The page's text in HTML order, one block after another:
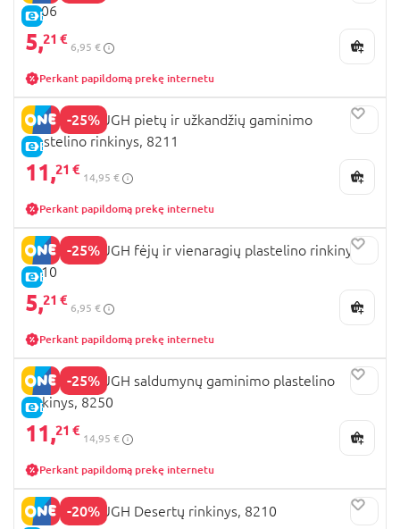
E-KAINA
8106
5,21 €
6,95 €
Perkant papildomą prekę internetu
-25%
E-KAINA
PLAYGO DOUGH pietų ir užkandžių gaminimo
plastelino rinkinys, 8211
11,21 €
14,95 €
Perkant papildomą prekę internetu
-25%
E-KAINA
PLAYGO DOUGH fėjų ir vienaragių plastelino rinkinys,
8110
5,21 €
6,95 €
Perkant papildomą prekę internetu
-25%
E-KAINA
PLAYGO DOUGH saldumynų gaminimo plastelino
rinkinys, 8250
11,21 €
14,95 €
Perkant papildomą prekę internetu
-20%
PLAYGO DOUGH Desertų rinkinys, 8210